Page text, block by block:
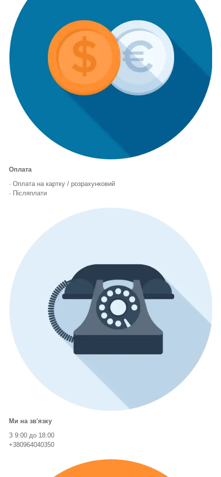
Оплата
· Оплата на картку / розрахунковий
· Післяплати
Ми на зв'язку
З 9:00 до 18:00
+380964040350